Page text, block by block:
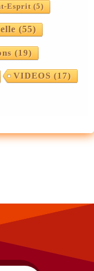
Esprit (5)
(55)
(19)
VIDEOS (17)